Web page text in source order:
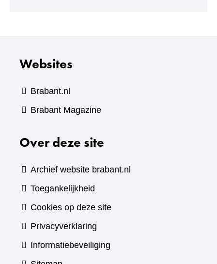
Websites
Brabant.nl
Brabant Magazine(verwijst
een
website)
Over deze site
Archief website brabant.nl
Toegankelijkheid
Cookies op deze site
Privacyverklaring
Informatiebeveiliging